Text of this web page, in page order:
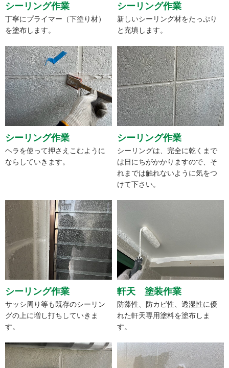
シーリング作業
丁寧にプライマー（下塗り材）
を塗布します。
シーリング作業
新しいシーリング材をたっぷり
と充填します。
シーリング作業
ヘラを使って押さえこむように
ならしていきます。
シーリング作業
シーリングは、完全に乾くまで
は日にちがかかりますので、そ
れまでは触れないように気をつ
けて下さい。
シーリング作業
サッシ周り等も既存のシーリン
グの上に増し打ちしていきま
す。
軒天 塗装作業
防藻性、防カビ性、透湿性に優
れた軒天専用塗料を塗布しま
す。